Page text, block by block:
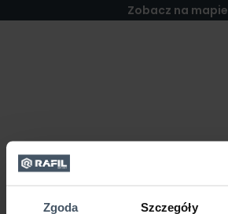
Zgoda Szczegóły
Zobacz na mapie